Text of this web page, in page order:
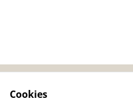
Cookies